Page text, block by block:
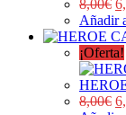
8,00€
Añadir
¡Oferta!
8,00€